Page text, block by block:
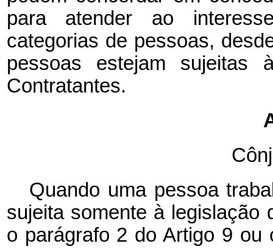
para atender ao
categorias de pessoas,
pessoas estejam sujeitas
Contratantes.
Quando uma pessoa
sujeita somente à legislação
o parágrafo 2 do Artigo 9 ou